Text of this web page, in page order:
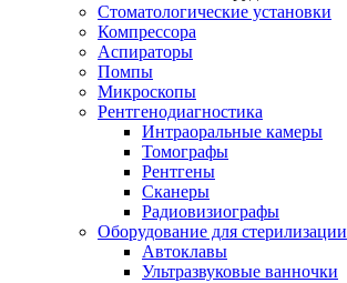
Стоматологические установки
Компрессора
Аспираторы
Помпы
Микроскопы
Рентгенодиагностика
Интраоральные камеры
Томографы
Рентгены
Сканеры
Радиовизиографы
Оборудование для стерилизации
Автоклавы
Ультразвуковые ванночки